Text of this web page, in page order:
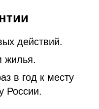
действий.
жилья.
в год к месту
России.